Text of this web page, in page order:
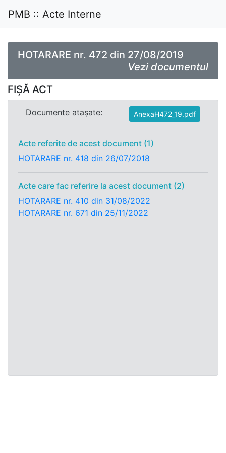
PMB :: Acte Interne
HOTARARE nr. 472 din 27/08/2019
Vezi documentul
FIȘĂ ACT
Documente atașate: AnexaH472_19.pdf
Acte referite de acest document (1)
HOTARARE nr. 418 din 26/07/2018
Acte care fac referire la acest document (2)
HOTARARE nr. 410 din 31/08/2022
HOTARARE nr. 671 din 25/11/2022